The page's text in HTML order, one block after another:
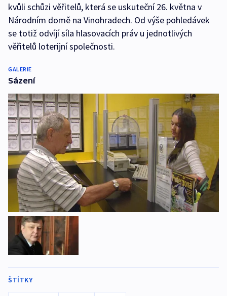
kvůli schůzi věřitelů, která se uskuteční 26. května v
Národním domě na Vinohradech. Od výše pohledávek
se totiž odvíjí síla hlasovacích práv u jednotlivých
věřitelů loterijní společnosti.
GALERIE
Sázení
ŠTÍTKY